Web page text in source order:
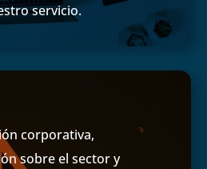
servicio.
corporativa,
sobre el sector y